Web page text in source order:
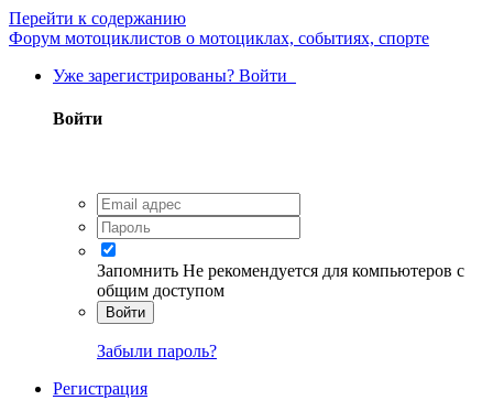
Перейти к содержанию
Форум мотоциклистов о мотоциклах, событиях, спорте
Уже зарегистрированы? Войти
Войти
Запомнить Не рекомендуется для компьютеров с
общим доступом
Войти
Забыли пароль?
Регистрация